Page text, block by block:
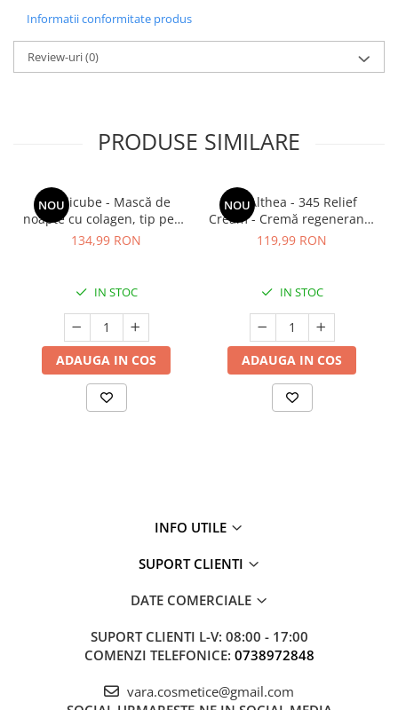
Informatii conformitate produs
Review-uri(0)
PRODUSE SIMILARE
NOU
Medicube - Mască de
noapte cu colagen, tip peel-
off (se îndepărtează prin
75 ml
134,99 RON
IN STOC
ADAUGA IN COS
NOU
Dr. Althea - 345 Relief
Cream - Cremă regenerantă
pentru față - 50 ml
119,99 RON
IN STOC
ADAUGA IN COS
INFO UTILE
SUPORT CLIENTI
DATE COMERCIALE
SUPORT CLIENTI L-V: 08:00 - 17:00
COMENZI TELEFONICE: 0738972848
vara.cosmetice@gmail.com